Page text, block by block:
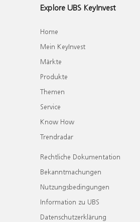
Explore UBS KeyInvest
Home
Mein KeyInvest
Märkte
Produkte
Themen
Service
Know How
Trendradar
Rechtliche Dokumentation
Bekanntmachungen
Nutzungsbedingungen
Information zu UBS
Datenschutzerklärung